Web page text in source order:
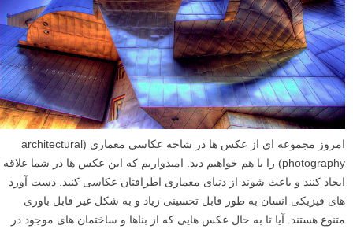
امروز مجموعه ای از عکس ها در شاخه عکاسی معماری (architectural
photography) را با هم خواهیم دید. امیدواریم که این عکس ها در شما علاقه
ایجاد کنند و باعث شوند از دنیای معماری اطرافتان عکاسی کنید. دست آورد
های فیزیکی انسان به طور قابل تحسینی زیاد و به شکل غیر قابل باوری
متنوع هستند. آیا تا به حال عکس هایی که از بناها و ساختمان های موجود در